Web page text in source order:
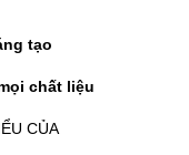
liệu
CỦA